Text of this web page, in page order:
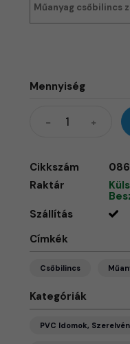
Műanyag csőbilincs
Mennyiség
Cikkszám
Raktár
Szállítás
Címkék
Csőbilincs
Kategóriák
PVC Idomok,